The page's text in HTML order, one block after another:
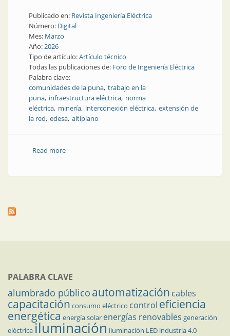
Publicado en: Revista Ingeniería Eléctrica
Número: Digital
Mes: Marzo
Año:2026
Tipo de artículo:Artículo técnico
Todas las publicaciones de: Foro de Ingeniería Eléctrica
Palabra clave:
comunidades de la puna trabajo en la
puna infraestructura eléctrica norma
eléctrica minería interconexión eléctrica extensión de
la red edesa altiplano
Read moreabout Desafíos regulatorios y de recursos humanos
PALABRA CLAVE
alumbrado público automatización cables
capacitación consumo eléctrico control eficiencia
energética energía solar energías renovables generación
eléctricailuminación iluminación LED industria 4.0